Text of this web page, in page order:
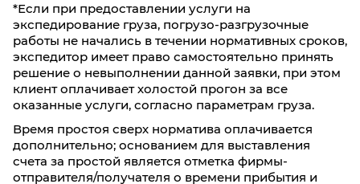
*Если при предоставлении услуги на
экспедирование груза, погрузо-разгрузочные
работы не начались в течении нормативных сроков,
экспедитор имеет право самостоятельно принять
решение о невыполнении данной заявки, при этом
клиент оплачивает холостой прогон за все
оказанные услуги, согласно параметрам груза.
Время простоя сверх норматива оплачивается
дополнительно; основанием для выставления
счета за простой является отметка фирмы-
отправителя/получателя о времени прибытия и